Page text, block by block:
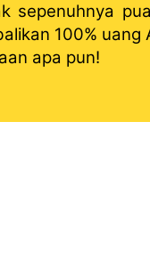
sepenuhnya
100% uang
apa pun!